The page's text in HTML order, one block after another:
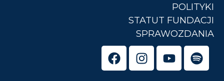
POLITYKI
STATUT FUNDACJI
SPRAWOZDANIA